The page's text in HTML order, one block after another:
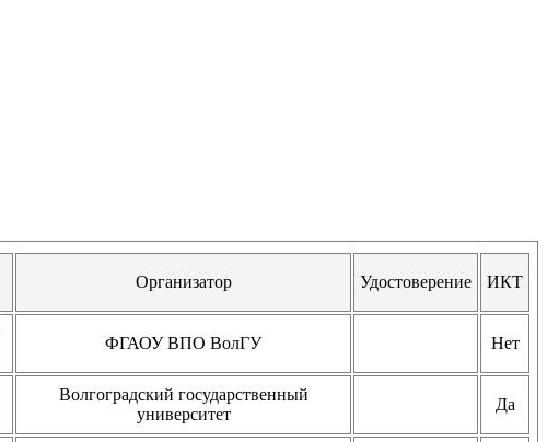
Организатор Удостоверение ИКТ
ФГАОУ ВПО ВолГУ Нет
Волгоградский государственный
университет
Да